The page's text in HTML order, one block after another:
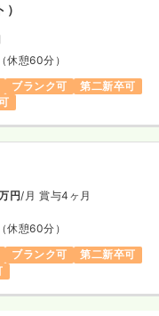
（休憩60分）
ブランク可
第二新卒可
円/月 賞与4ヶ月
（休憩60分）
ブランク可
第二新卒可